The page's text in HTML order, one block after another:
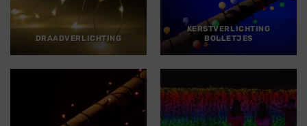
DRAADVERLICHTING
KERSTVERLICHTING
BOLLETJES